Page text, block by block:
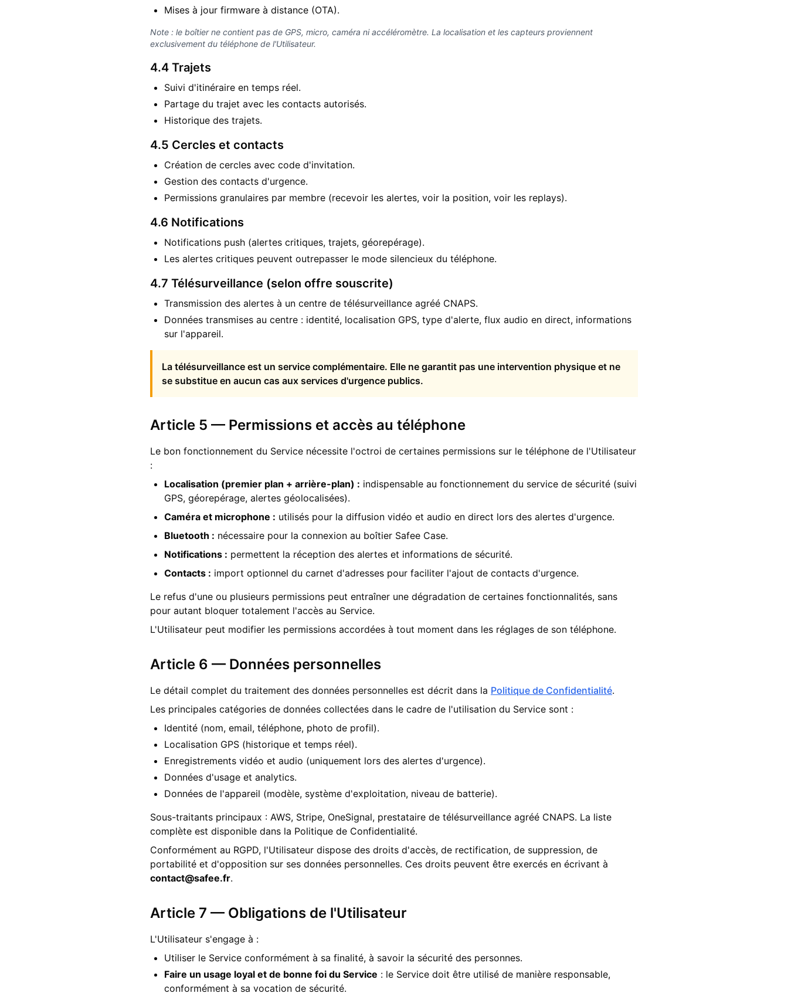
Mises à jour firmware à distance (OTA).
Note : le boîtier ne contient pas de GPS, micro, caméra ni accéléromètre. La localisation et les capteurs proviennent
exclusivement du téléphone de l'Utilisateur.
4.4 Trajets
Suivi d'itinéraire en temps réel.
Partage du trajet avec les contacts autorisés.
Historique des trajets.
4.5 Cercles et contacts
Création de cercles avec code d'invitation.
Gestion des contacts d'urgence.
Permissions granulaires par membre (recevoir les alertes, voir la position, voir les replays).
4.6 Notifications
Notifications push (alertes critiques, trajets, géorepérage).
Les alertes critiques peuvent outrepasser le mode silencieux du téléphone.
4.7 Télésurveillance (selon offre souscrite)
Transmission des alertes à un centre de télésurveillance agréé CNAPS.
Données transmises au centre : identité, localisation GPS, type d'alerte, flux audio en direct, informations
sur l'appareil.
La télésurveillance est un service complémentaire. Elle ne garantit pas une intervention physique et ne
se substitue en aucun cas aux services d'urgence publics.
Article 5 — Permissions et accès au téléphone
Le bon fonctionnement du Service nécessite l'octroi de certaines permissions sur le téléphone de l'Utilisateur
:
Localisation (premier plan + arrière-plan) : indispensable au fonctionnement du service de sécurité (suivi
GPS, géorepérage, alertes géolocalisées).
Caméra et microphone : utilisés pour la diffusion vidéo et audio en direct lors des alertes d'urgence.
Bluetooth : nécessaire pour la connexion au boîtier Safee Case.
Notifications : permettent la réception des alertes et informations de sécurité.
Contacts : import optionnel du carnet d'adresses pour faciliter l'ajout de contacts d'urgence.
Le refus d'une ou plusieurs permissions peut entraîner une dégradation de certaines fonctionnalités, sans
pour autant bloquer totalement l'accès au Service.
L'Utilisateur peut modifier les permissions accordées à tout moment dans les réglages de son téléphone.
Article 6 — Données personnelles
Le détail complet du traitement des données personnelles est décrit dans la Politique de Confidentialité.
Les principales catégories de données collectées dans le cadre de l'utilisation du Service sont :
Identité (nom, email, téléphone, photo de profil).
Localisation GPS (historique et temps réel).
Enregistrements vidéo et audio (uniquement lors des alertes d'urgence).
Données d'usage et analytics.
Données de l'appareil (modèle, système d'exploitation, niveau de batterie).
Sous-traitants principaux : AWS, Stripe, OneSignal, prestataire de télésurveillance agréé CNAPS. La liste
complète est disponible dans la Politique de Confidentialité.
Conformément au RGPD, l'Utilisateur dispose des droits d'accès, de rectification, de suppression, de
portabilité et d'opposition sur ses données personnelles. Ces droits peuvent être exercés en écrivant à
contact@safee.fr.
Article 7 — Obligations de l'Utilisateur
L'Utilisateur s'engage à :
Utiliser le Service conformément à sa finalité, à savoir la sécurité des personnes.
Faire un usage loyal et de bonne foi du Service : le Service doit être utilisé de manière responsable,
conformément à sa vocation de sécurité.